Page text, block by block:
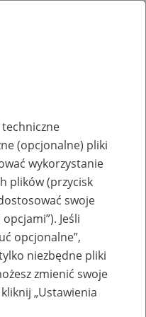
lub
pracy
(opcjonalne) pliki
wykorzystanie
plików (przycisk
swoje
Jeśli
opcjonalne”,
niezbędne pliki
zmienić swoje
„Ustawienia